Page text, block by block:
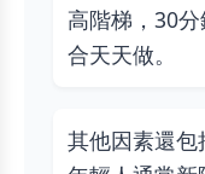
高階梯，30
合天天做。
其他因素還包